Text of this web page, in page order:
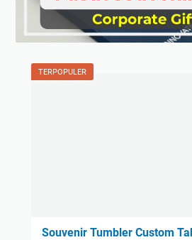
TERPOPULER
Souvenir Tumbler Custom